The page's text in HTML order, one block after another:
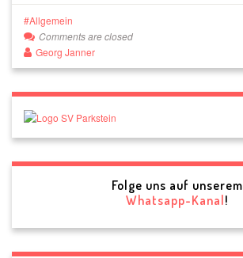
Allgemein
Comments are closed
Georg Janner
Folge uns auf unserem
Whatsapp-Kanal!